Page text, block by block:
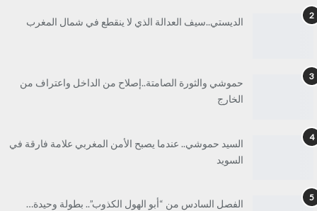
2
الديستي..سيف العدالة الذي لا ينقطع في شمال المغرب
3
حموشي والثورة الصامتة..إصلاح من الداخل واعتراف من
الخارج
4
السيد حموشي.. عندما يصبح الأمن المغربي علامة فارقة في
السويد
5
الفصل السادس من “أبو الهول الكذوب”.. بطولة وحيدة…